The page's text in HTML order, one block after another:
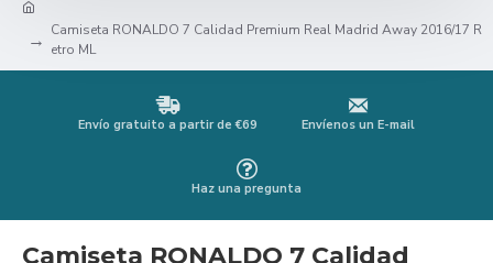
Camiseta RONALDO 7 Calidad Premium Real Madrid Away 2016/17 R
etro ML
Envío gratuito a partir de €69 Envíenos un E-mail
Haz una pregunta
Camiseta RONALDO 7 Calidad